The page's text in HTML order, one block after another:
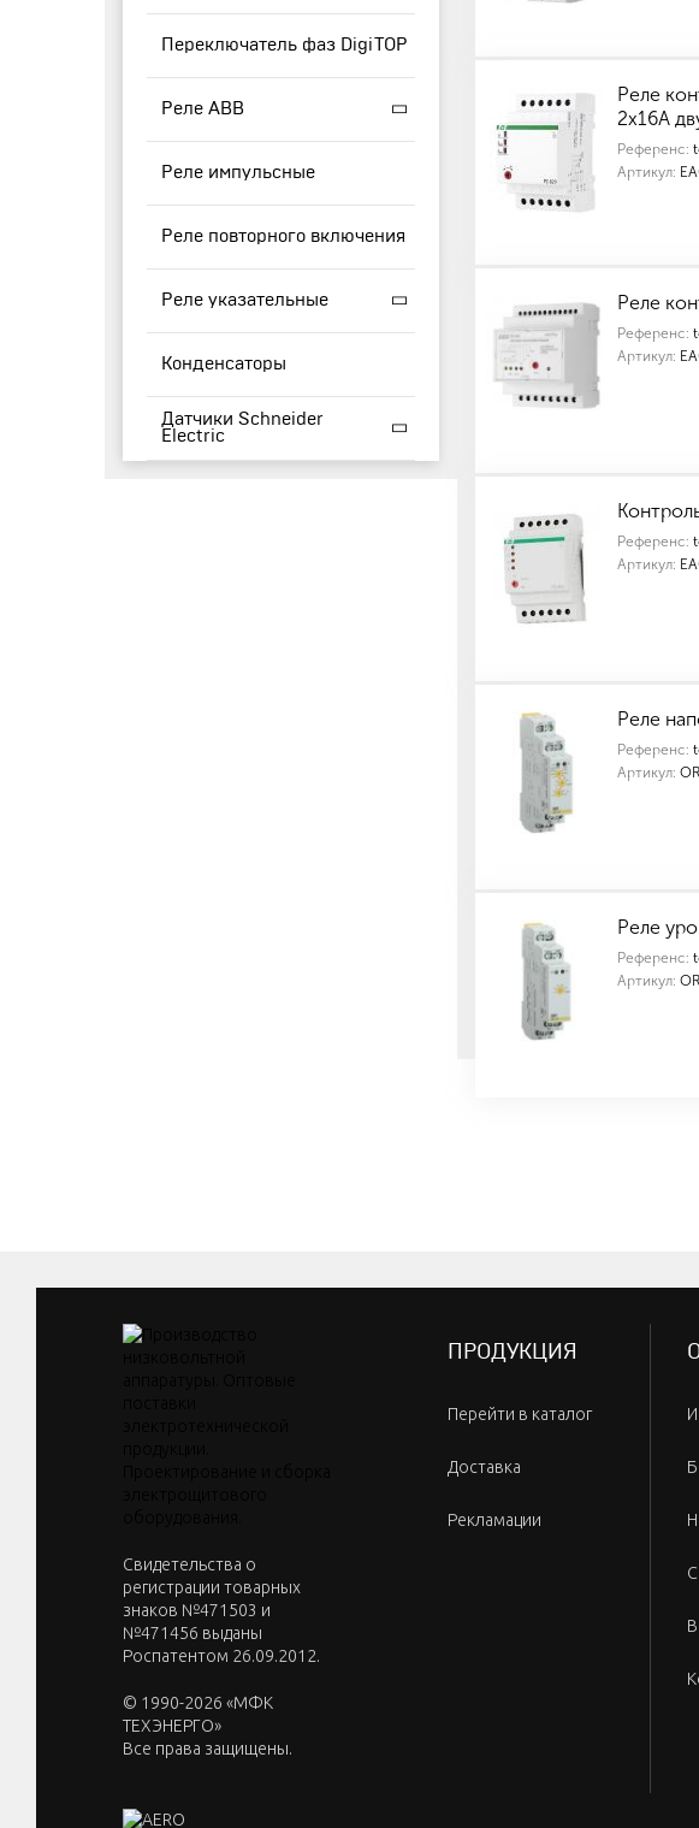
Переключатель фаз DigiTOP
Реле ABB
Реле импульсные
Реле повторного включения
Реле указательные
Конденсаторы
Датчики Schneider
Electric
Реле
2х16А
Референс:
Артикул:
Реле
Референс:
Артикул:
Референс:
Артикул:
Реле
Референс:
Артикул:
Реле
Референс:
Артикул:
Cвидетельства о
регистрации товарных
знаков №471503 и
№471456 выданы
Роспатентом 26.09.2012.
© 1990-2026 «МФК
ТЕХЭНЕРГО»
Все права защищены.
ПРОДУКЦИЯ
Перейти в каталог
Доставка
Рекламации